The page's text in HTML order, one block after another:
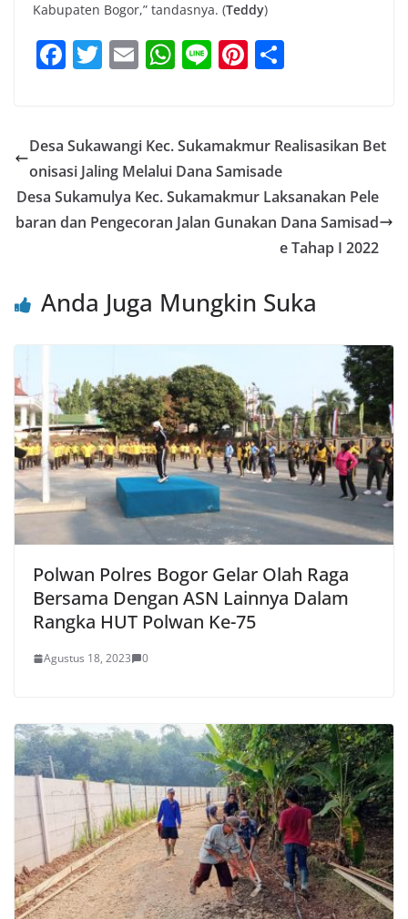
Kabupaten Bogor,” tandasnya. (Teddy)
F
e
b
o
o
T
er
E
l
W
s
A
p
p
Li Pi
e
st
e
Desa Sukawangi Kec. Sukamakmur Realisasikan Bet
onisasi Jaling Melalui Dana Samisade
Desa Sukamulya Kec. Sukamakmur Laksanakan Pele
baran dan Pengecoran Jalan Gunakan Dana Samisad
e Tahap I 2022
Anda Juga Mungkin Suka
Polwan Polres Bogor Gelar Olah Raga
Bersama Dengan ASN Lainnya Dalam
Rangka HUT Polwan Ke-75
Agustus 18, 2023 0